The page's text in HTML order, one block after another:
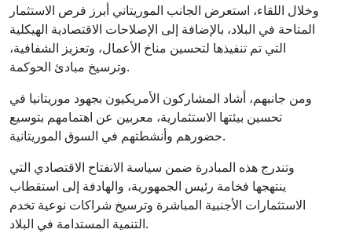
وخلال اللقاء، استعرض الجانب الموريتاني أبرز فرص الاستثمار
المتاحة في البلاد، بالإضافة إلى الإصلاحات الاقتصادية الهيكلية
التي تم تنفيذها لتحسين مناخ الأعمال، وتعزيز الشفافية،
وترسيخ مبادئ الحوكمة.
ومن جانبهم، أشاد المشاركون الأمريكيون بجهود موريتانيا في
تحسين بيئتها الاستثمارية، معربين عن اهتمامهم بتوسيع
حضورهم وأنشطتهم في السوق الموريتانية.
وتندرج هذه المبادرة ضمن سياسة الانفتاح الاقتصادي التي
ينتهجها فخامة رئيس الجمهورية، والهادفة إلى استقطاب
الاستثمارات الأجنبية المباشرة وترسيخ شراكات نوعية تخدم
التنمية المستدامة في البلاد.